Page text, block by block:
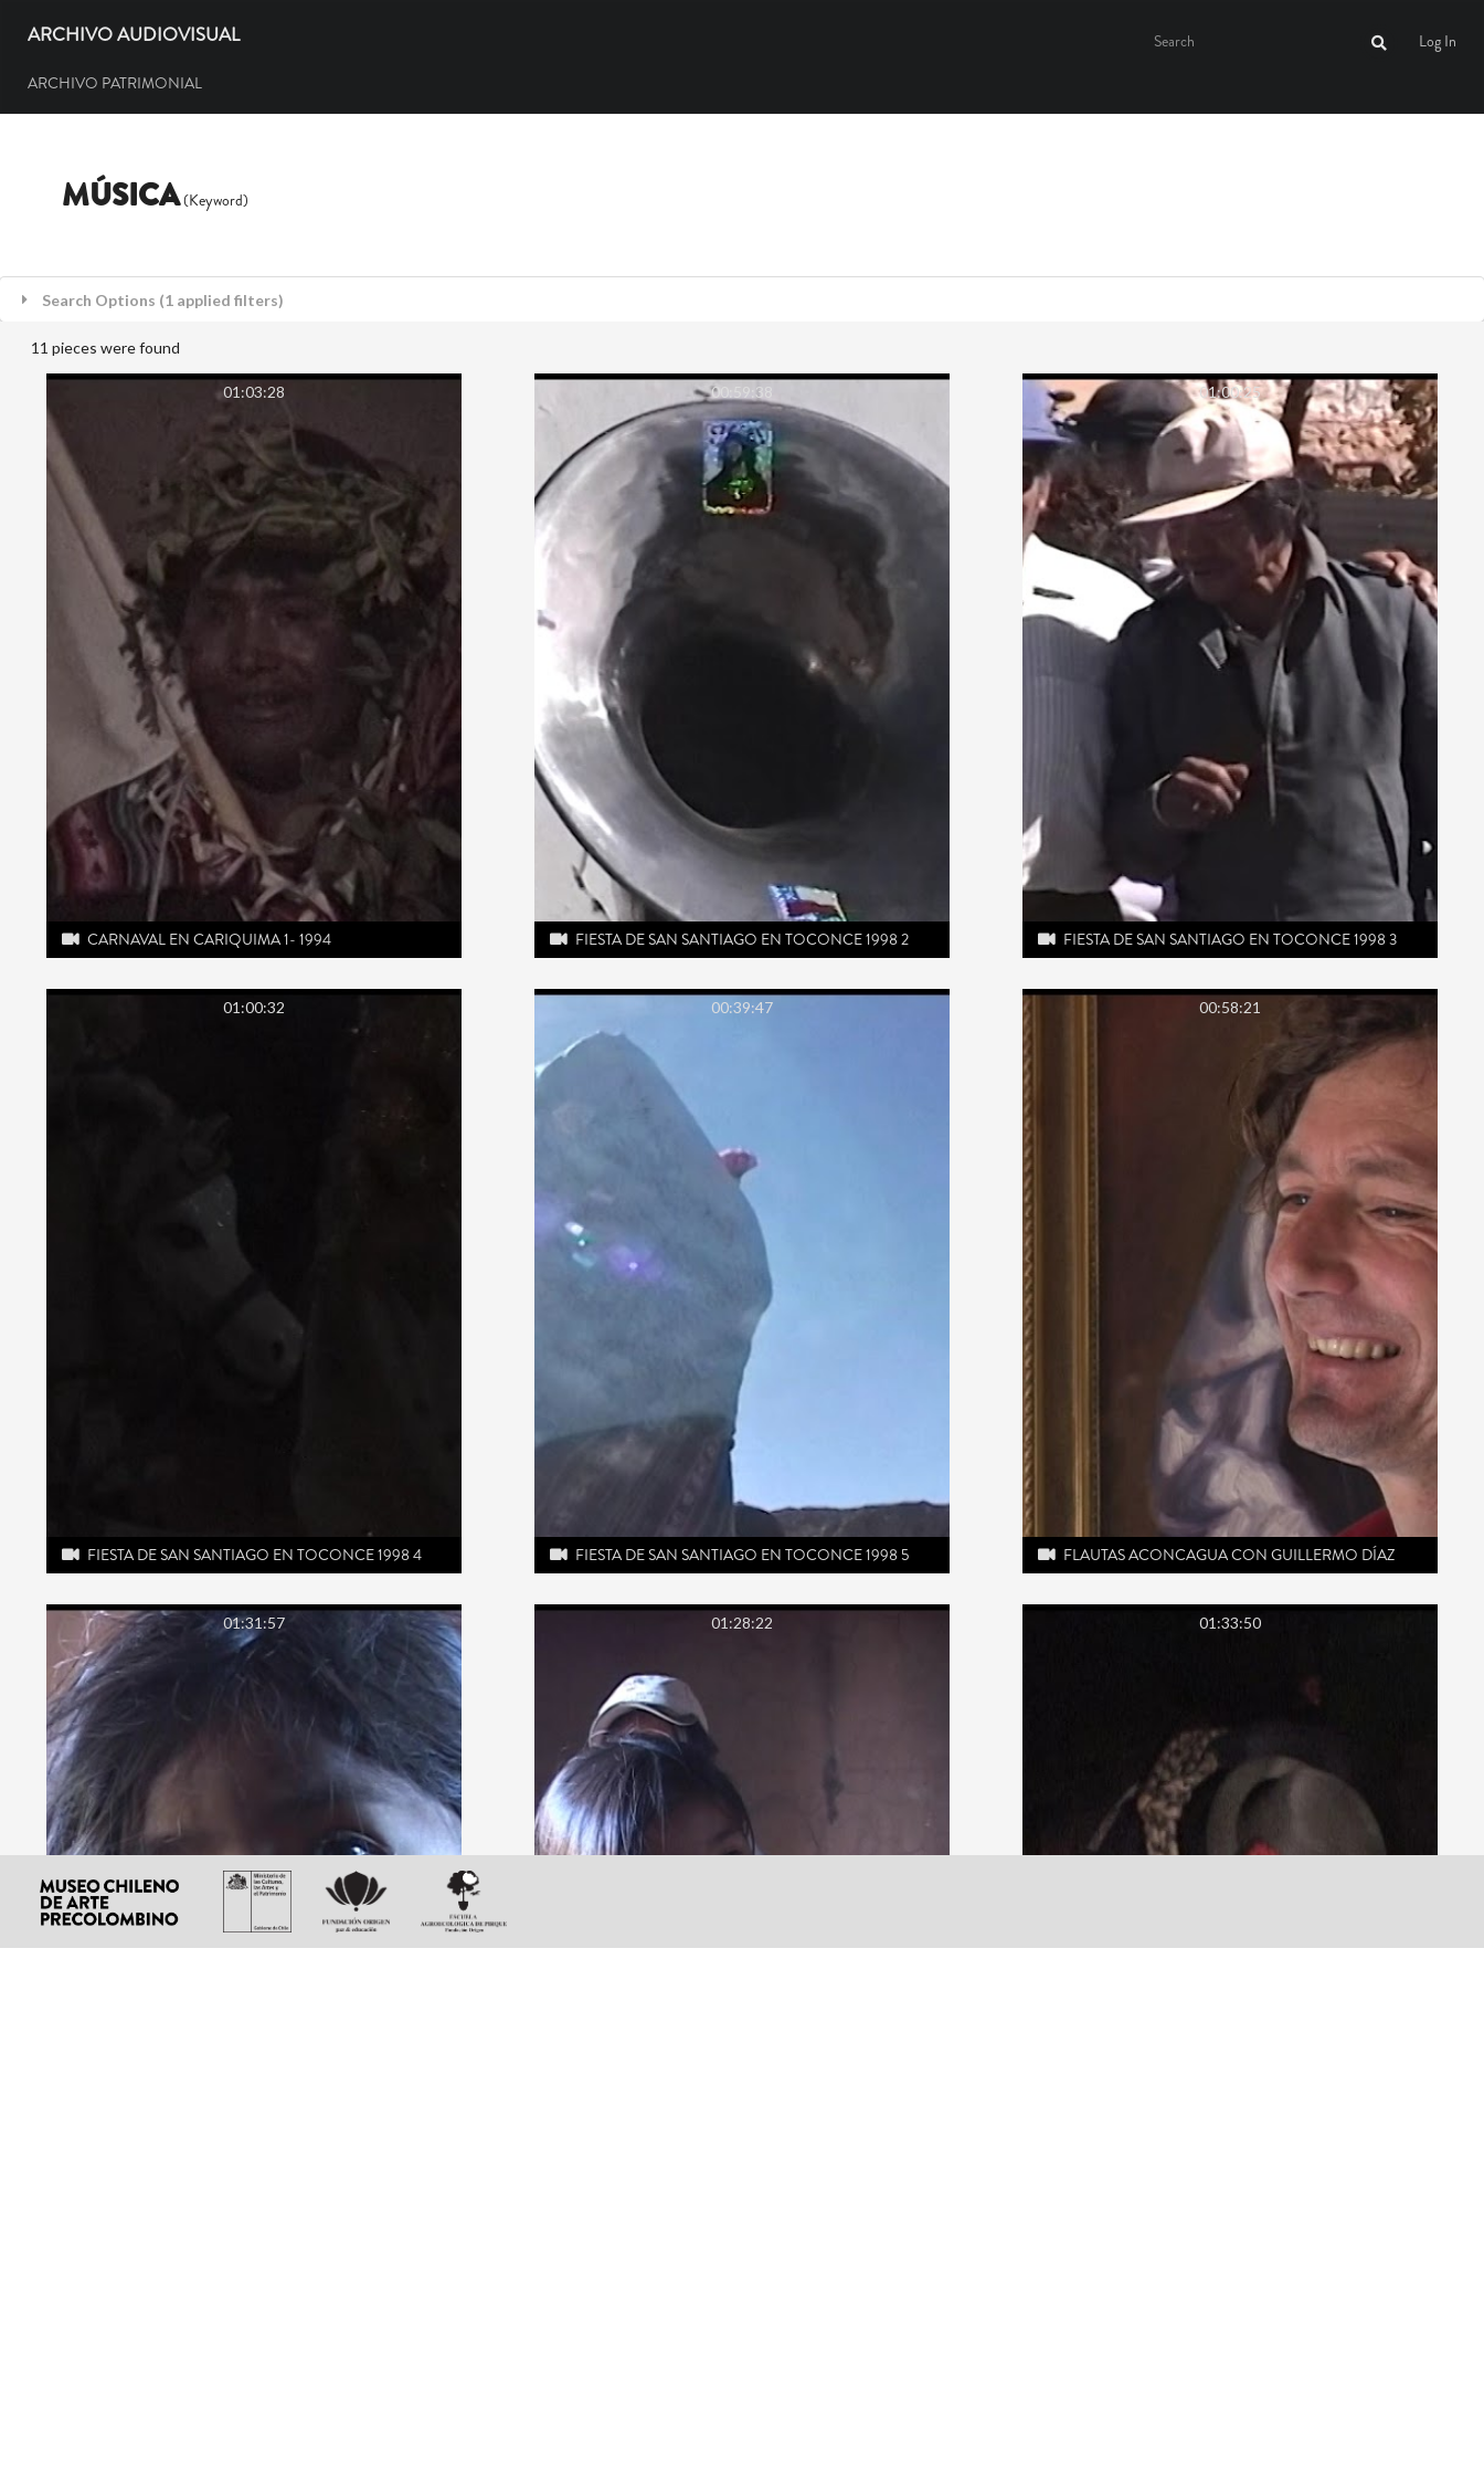
ARCHIVO AUDIOVISUAL
Log In
ARCHIVO PATRIMONIAL
MÚSICA(Keyword)
Search Options (1 applied filters)
11 pieces were found
01:03:28
CARNAVAL EN CARIQUIMA 1- 1994
00:59:38
FIESTA DE SAN SANTIAGO EN TOCONCE 1998 2
01:00:25
FIESTA DE SAN SANTIAGO EN TOCONCE 1998 3
01:00:32
FIESTA DE SAN SANTIAGO EN TOCONCE 1998 4
00:39:47
FIESTA DE SAN SANTIAGO EN TOCONCE 1998 5
00:58:21
FLAUTAS ACONCAGUA CON GUILLERMO DÍAZ
01:31:57 01:28:22 01:33:50